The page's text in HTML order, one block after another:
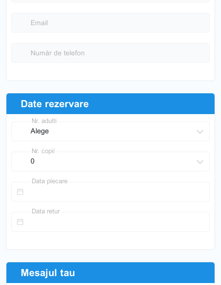
Email
Număr de telefon
Date rezervare
Nr. adulti
Nr. copii
Data plecare
Data retur
Mesajul tau